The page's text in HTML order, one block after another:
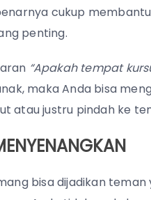
cukup
penting.
“Apakah tempat
maka Anda bisa
atau justru pindah ke
bisa dijadikan teman